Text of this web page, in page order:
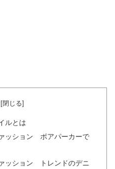
ルとは
ッション ボアパーカーで
ッション トレンドのデニ